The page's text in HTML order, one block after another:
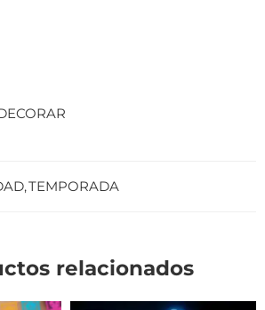
,TEMPORADA
relacionados